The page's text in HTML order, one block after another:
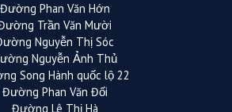
Đường Phan Văn Hớn
Trần Văn Mười
Nguyễn Thị Sóc
Nguyễn Ảnh Thủ
Song Hành quốc lộ 22
Đường Phan Văn Đối
Đường Lê Thị Hà